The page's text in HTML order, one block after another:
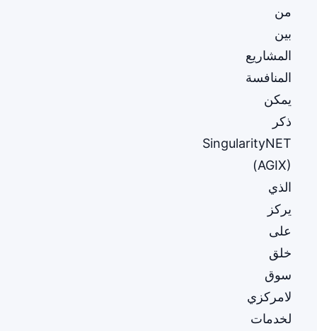
من
بين
المشاريع
المنافسة
يمكن
ذكر
SingularityNET
(AGIX)
الذي
يركز
على
خلق
سوق
لامركزي
لخدمات